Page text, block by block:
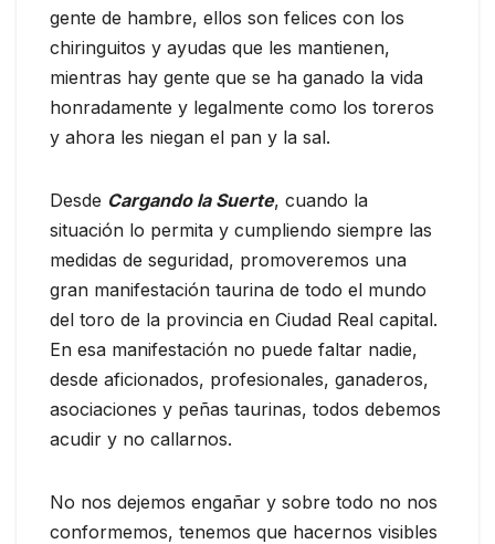
gente de hambre, ellos son felices con los
chiringuitos y ayudas que les mantienen,
mientras hay gente que se ha ganado la vida
honradamente y legalmente como los toreros
y ahora les niegan el pan y la sal.
Desde Cargando la Suerte, cuando la
situación lo permita y cumpliendo siempre las
medidas de seguridad, promoveremos una
gran manifestación taurina de todo el mundo
del toro de la provincia en Ciudad Real capital.
En esa manifestación no puede faltar nadie,
desde aficionados, profesionales, ganaderos,
asociaciones y peñas taurinas, todos debemos
acudir y no callarnos.
No nos dejemos engañar y sobre todo no nos
conformemos, tenemos que hacernos visibles